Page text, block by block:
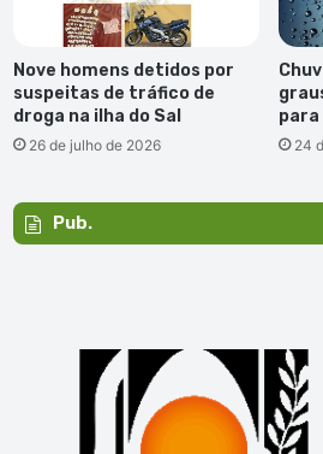
Nove homens detidos por
suspeitas de tráfico de
droga na ilha do Sal
26 de julho de 2026 24
Pub.